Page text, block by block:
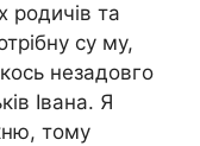
родичів та
су му,
незадовго
Івана. Я
тому